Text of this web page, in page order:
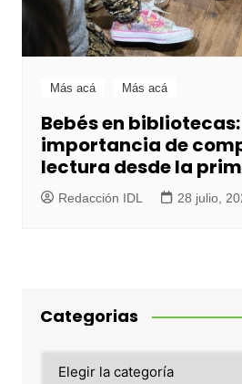
Más acá Más acá
Bebés en
importancia de
lectura desde la
Redacción IDL 28 julio,
Categorias